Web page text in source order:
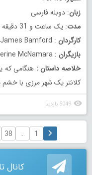
زبان: دوبله فارسی
مدت: یک ساعت و 31 دقیقه
کارگردان : James Bamford
بازیگران : Charlie Weber, Jon Voight, Katherine McNamara
خلاصه داستان : هنگامی که
کلانتر یک شهر مرزی با
5049 بازدید
1
…
38
کانال